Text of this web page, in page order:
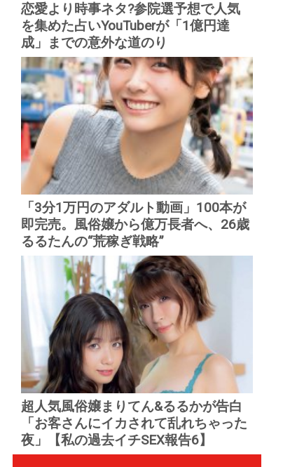
恋愛より時事ネタ?参院選予想で人気
を集めた占いYouTuberが「1億円達
成」までの意外な道のり
「3分1万円のアダルト動画」100本が
即完売。風俗嬢から億万長者へ、26歳
るるたんの“荒稼ぎ戦略”
超人気風俗嬢まりてん&るるかが告白
「お客さんにイカされて乱れちゃった
夜」【私の過去イチSEX報告6】